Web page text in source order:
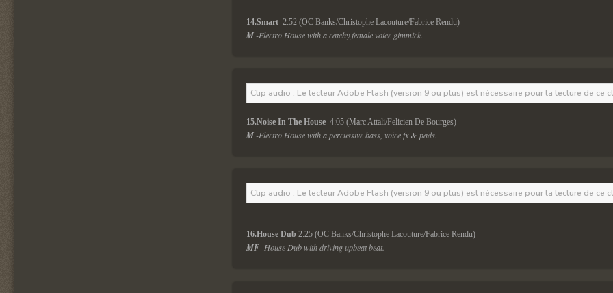
14.Smart 2:52 (OC Banks/Christophe Lacouture/Fabrice Rendu)
M -Electro House with a catchy female voice gimmick.
Clip audio : Le lecteur Adobe Flash (version 9 ou plus) est nécessaire pour la lecture de ce
15.Noise In The House 4:05 (Marc Attali/Felicien De Bourges)
M -Electro House with a percussive bass, voice fx & pads.
Clip audio : Le lecteur Adobe Flash (version 9 ou plus) est nécessaire pour la lecture de ce
16.House Dub 2:25 (OC Banks/Christophe Lacouture/Fabrice Rendu)
MF -House Dub with driving upbeat beat.